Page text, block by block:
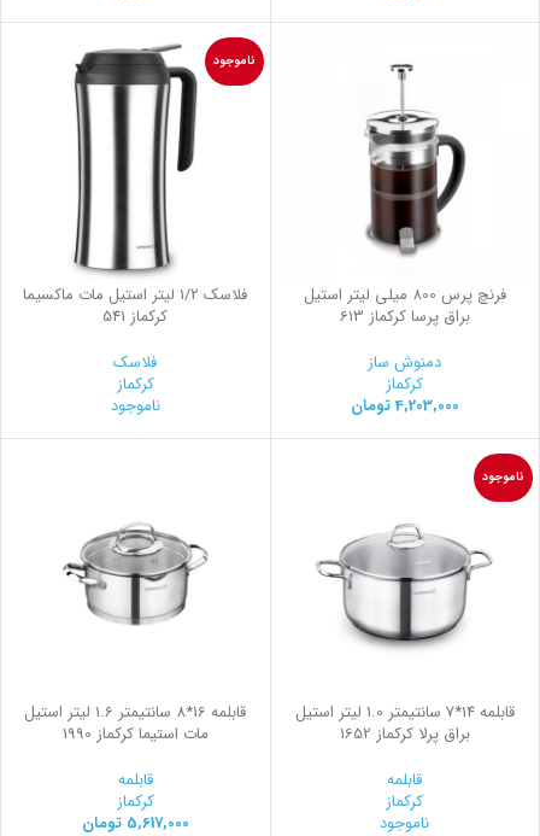
فرنچ پرس 800 میلی لیتر استیل
براق پرسا کرکماز 613
دمنوش ساز
کرکماز
4,203,000 تومان
ناموجود
فلاسك 1/2 ليتر استيل مات ماكسيما
کرکماز 541
فلاسک
کرکماز
ناموجود
ناموجود
قابلمه 14*7 سانتیمتر 1.0 لیتر استیل
براق پرلا کرکماز 1652
قابلمه
کرکماز
ناموجود
قابلمه 16*8 سانتیمتر 1.6 لیتر استیل
مات استیما کرکماز 1990
قابلمه
کرکماز
5,617,000 تومان